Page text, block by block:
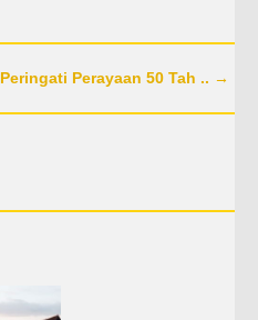
Peringati Perayaan 50 Tah .. →